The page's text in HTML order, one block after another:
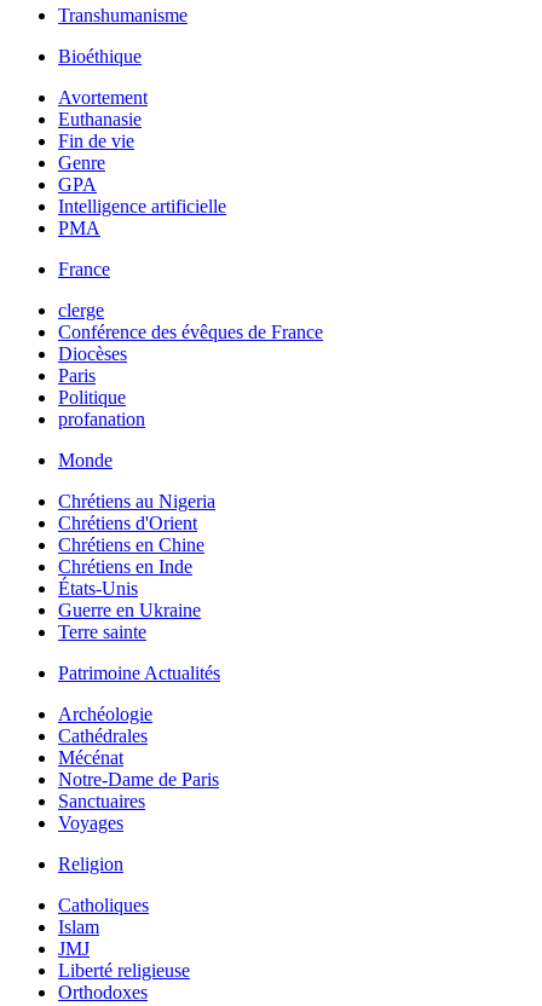
Transhumanisme
Bioéthique
Avortement
Euthanasie
Fin de vie
Genre
GPA
Intelligence artificielle
PMA
France
clerge
Conférence des évêques de France
Diocèses
Paris
Politique
profanation
Monde
Chrétiens au Nigeria
Chrétiens d'Orient
Chrétiens en Chine
Chrétiens en Inde
États-Unis
Guerre en Ukraine
Terre sainte
Patrimoine Actualités
Archéologie
Cathédrales
Mécénat
Notre-Dame de Paris
Sanctuaires
Voyages
Religion
Catholiques
Islam
JMJ
Liberté religieuse
Orthodoxes